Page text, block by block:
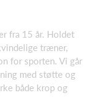
fra 15 år. Holdet
træner,
for sporten. Vi går
med støtte og
både krop og